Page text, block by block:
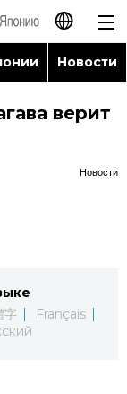
日本語
English
Español
العربية
Новости
верит
Новости
字
Français